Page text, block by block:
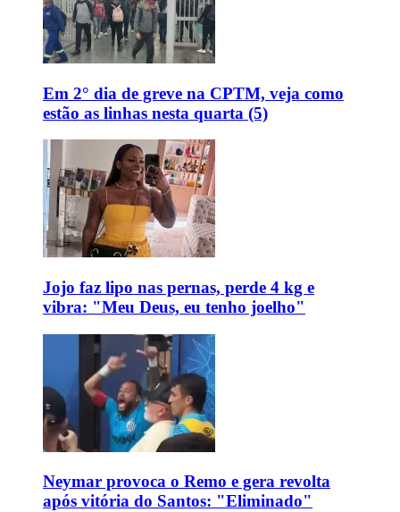
Em 2° dia de greve na CPTM, veja como
estão as linhas nesta quarta (5)
Jojo faz lipo nas pernas, perde 4 kg e
vibra: "Meu Deus, eu tenho joelho"
Neymar provoca o Remo e gera revolta
após vitória do Santos: "Eliminado"